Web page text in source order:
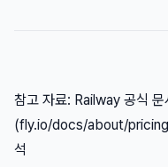
참고 자료: Railway 공식
(fly.io/docs/about/
석